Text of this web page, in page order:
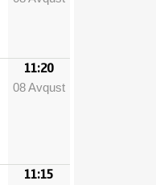
11:20
08 Avqust
11:15